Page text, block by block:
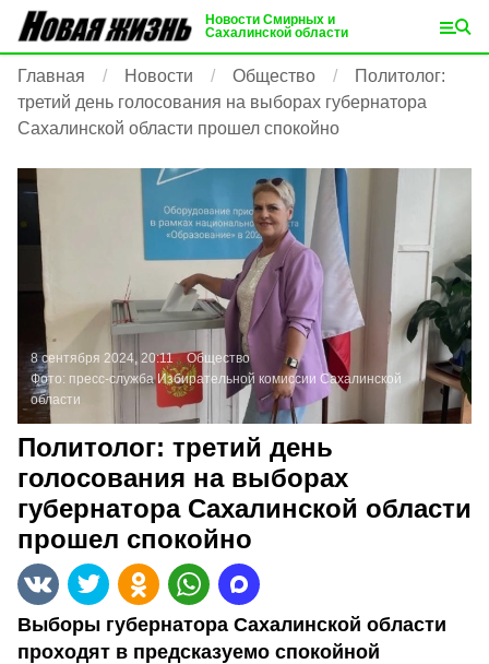
Новости Смирных и
Сахалинской области
Главная Новости Общество
Политолог:
третий день голосования на выборах губернатора
Сахалинской области прошел спокойно
8 сентября 2024, 20:11
Общество
Фото: пресс-служба Избирательной комиссии Сахалинской
области
Политолог: третий день
голосования на выборах
губернатора Сахалинской области
прошел спокойно
Выборы губернатора Сахалинской области
проходят в предсказуемо спокойной